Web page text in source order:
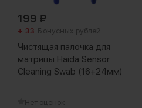
199 ₽
+ 33 Бонусных рублей
Чистящая палочка для
матрицы Haida Sensor
Cleaning Swab (16+24мм)
Нет оценок